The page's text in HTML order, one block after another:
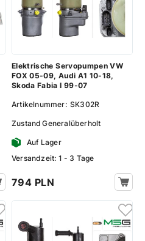
Elektrische Servopumpen VW
FOX 05-09, Audi A1 10-18,
Skoda Fabia I 99-07
Artikelnummer: SK302R
Zustand Generalüberholt
Auf Lager
Versandzeit: 1 - 3 Tage
794 PLN